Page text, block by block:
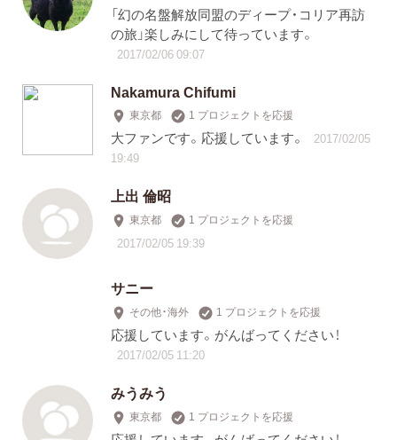
「幻の名盤解放同盟のディープ・コリア再訪
の旅」楽しみにして待っています。
2017/02/06 09:07
Nakamura Chifumi
東京都 1 プロジェクトを応援
大ファンです。応援しています。
2017/02/05
19:49
上出 倫昭
東京都 1 プロジェクトを応援
2017/02/05 19:39
サニー
その他・海外 1 プロジェクトを応援
応援しています。がんばってください！
2017/02/05 11:20
みうみう
東京都 1 プロジェクトを応援